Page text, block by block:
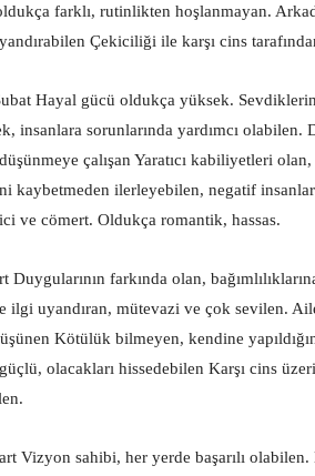
farklı, rutinlikten hoşlanmayan.
Çekiciliği ile karşı cins
Hayal gücü oldukça yüksek.
insanlara sorunlarında yardımcı
çalışan Yaratıcı kabiliyetleri
kaybetmeden ilerleyebilen, negatif
ve cömert. Oldukça romantik, hassas.
Duygularının farkında olan,
uyandıran, mütevazi ve çok sevilen.
Kötülük bilmeyen, kendine
olacakları hissedebilen Karşı cins
Vizyon sahibi, her yerde başarılı